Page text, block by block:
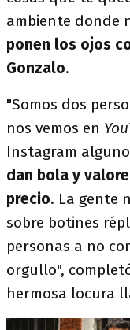
ambiente donde
ponen los ojos
Gonzalo.
"Somos dos
nos vemos en
Instagram
dan bola y
precio. La gente
sobre botines
personas a no
orgullo",
hermosa locura